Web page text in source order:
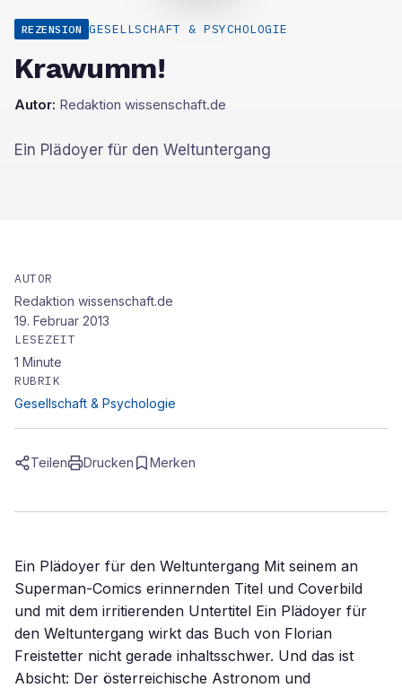
REZENSION GESELLSCHAFT & PSYCHOLOGIE
Krawumm!
Autor: Redaktion wissenschaft.de
Ein Plädoyer für den Weltuntergang
AUTOR
Redaktion wissenschaft.de
19. Februar 2013
LESEZEIT
1 Minute
RUBRIK
Gesellschaft & Psychologie
Teilen Drucken Merken
Ein Plädoyer für den Weltuntergang Mit seinem an
Superman-Comics erinnernden Titel und Coverbild
und mit dem irritierenden Untertitel Ein Plädoyer für
den Weltuntergang wirkt das Buch von Florian
Freistetter nicht gerade inhaltsschwer. Und das ist
Absicht: Der österreichische Astronom und